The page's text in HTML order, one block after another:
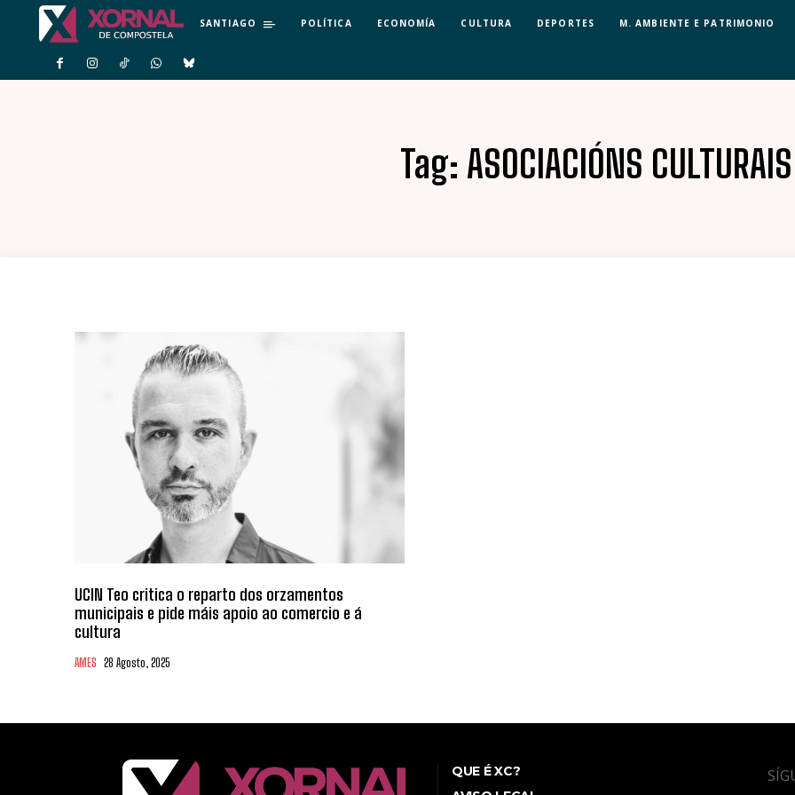
SANTIAGO POLÍTICA ECONOMÍA CULTURA DEPORTES M. AMBIENTE E PATRIMONIO
Tag: ASOCIACIÓNS CULTURAIS
UCIN Teo critica o reparto dos orzamentos
municipais e pide máis apoio ao comercio e á
cultura
AMES 28 Agosto, 2025
QUE É XC?